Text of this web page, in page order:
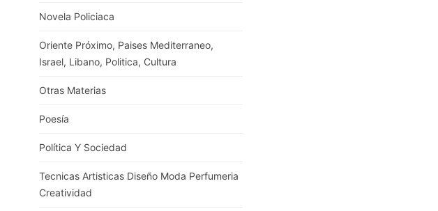
Novela Policiaca
Oriente Próximo, Paises Mediterraneo,
Israel, Libano, Politica, Cultura
Otras Materias
Poesía
Política Y Sociedad
Tecnicas Artisticas Diseño Moda Perfumeria
Creatividad